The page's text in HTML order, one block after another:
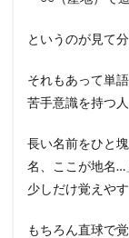
というのが見て
それもあって単
苦手意識を持つ
長い名前をひと
名、ここが地名…
少しだけ覚えや
もちろん直球で